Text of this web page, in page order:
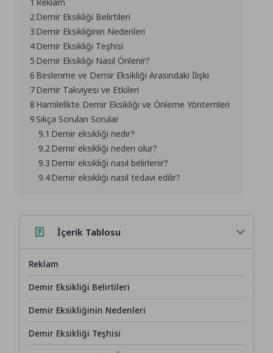
2 Demir Eksikliği Belirtileri
3 Demir Eksikliğinin Nedenleri
4Demir Eksikliği Teşhisi
5 Demir Eksikliği Nasıl Önlenir?
6 Beslenme ve Demir Eksikliği Arasındaki İlişki
7Demir Takviyesi ve Etkileri
8 Hamilelikte Demir Eksikliği ve Önleme Yöntemleri
9Sıkça Sorulan Sorular
9.1 Demir eksikliği nedir?
9.2 Demir eksikliği neden olur?
9.3 Demir eksikliği nasıl belirlenir?
9.4Demir eksikliği nasıl tedavi edilir?
İçerik Tablosu
Reklam
Demir Eksikliği Belirtileri
Demir Eksikliğinin Nedenleri
Demir Eksikliği Teşhisi